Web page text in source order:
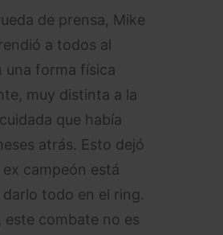
de prensa, Mike
a todos al
una forma física
muy distinta a la
que había
atrás. Esto dejó
campeón está
todo en el ring.
este combate no es